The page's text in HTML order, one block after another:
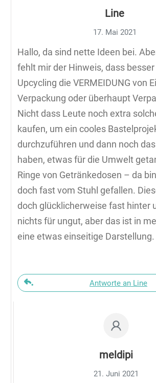
Line
17. Mai 2021
Hallo, da sind nette Ideen bei.
fehlt mir der Hinweis, dass
Upcycling die VERMEIDUNG von
Verpackung oder überhaupt
Nicht dass Leute noch extra
kaufen, um ein cooles
durchzuführen und dann noch das
haben, etwas für die Umwelt
Ringe von Getränkedosen – da
doch fast vom Stuhl gefallen.
doch glücklicherweise fast hinter
nichts für ungut, aber das ist in
eine etwas einseitige Darstellung.
Antworte an Line
meldipi
21. Juni 2021